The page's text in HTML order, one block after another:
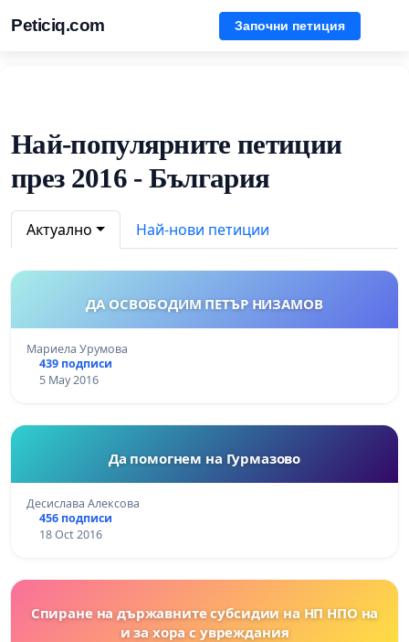
Peticiq.com Започни петиция
Най-популярните петиции
през 2016 - България
Актуално Най-нови петиции
ДА ОСВОБОДИМ ПЕТЪР НИЗАМОВ
Мариела Урумова
439 подписи
5 May 2016
Да помогнем на Гурмазово
Десислава Алексова
456 подписи
18 Oct 2016
Спиране на държавните субсидии на НП НПО на
и за хора с увреждания